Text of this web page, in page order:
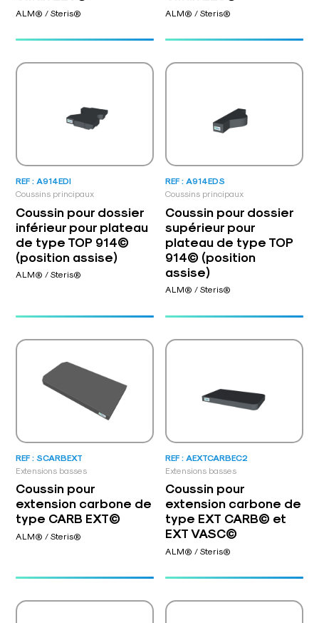
ALM® / Steris® ALM® / Steris®
Coussins principaux
REF : A914EDI
Coussin pour dossier
inférieur pour plateau
de type TOP 914©
(position assise)
ALM® / Steris®
Coussins principaux
REF : A914EDS
Coussin pour dossier
supérieur pour
plateau de type TOP
914© (position
assise)
ALM® / Steris®
Extensions basses
REF : SCARBEXT
Coussin pour
extension carbone de
type CARB EXT©
ALM® / Steris®
Extensions basses
REF : AEXTCARBEC2
Coussin pour
extension carbone de
type EXT CARB© et
EXT VASC©
ALM® / Steris®